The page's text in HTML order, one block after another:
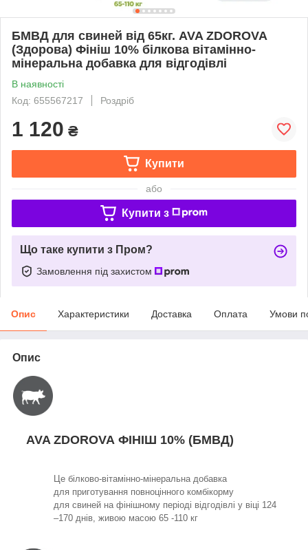
БМВД для свиней від 65кг. AVA ZDOROVA
(Здорова) Фініш 10% білкова вітамінно-
мінеральна добавка для відгодівлі
В наявності
Код: 655567217
Роздріб
1 120 ₴
Купити
або
Купити з
Що таке купити з Пром?
Замовлення під захистом
Опис Характеристики Доставка Оплата Умови
Опис
AVA ZDOROVA ФІНІШ 10% (БМВД)
Це білково-вітамінно-мінеральна добавка
для приготування повноцінного комбікорму
для свиней на фінішному періоді відгодівлі у віці 124
–170 днів, живою масою 65 -110 кг